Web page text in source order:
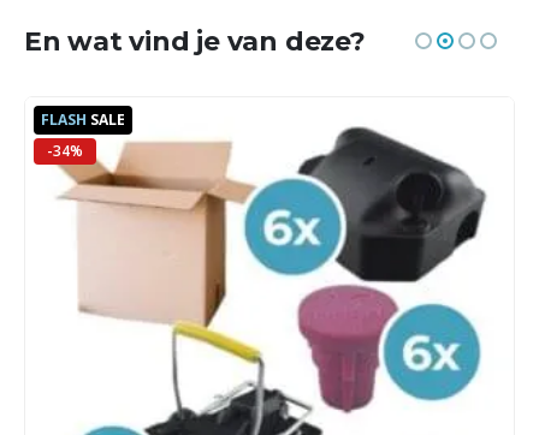
En wat vind je van deze?
FLASH SALE
-34%